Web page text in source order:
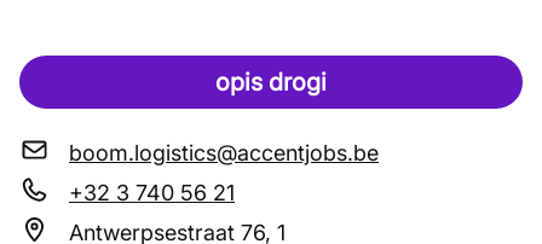
opis drogi
boom.logistics@accentjobs.be
+32 3 740 56 21
Antwerpsestraat 76, 1